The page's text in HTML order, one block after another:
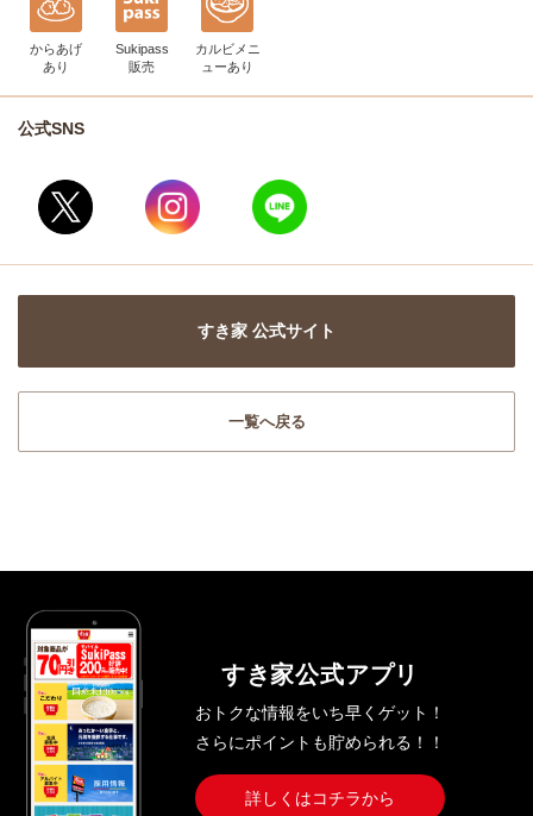
からあげ
あり
Sukipass
販売
カルビメニ
ューあり
公式SNS
すき家 公式サイト
一覧へ戻る
すき家公式アプリ
おトクな情報をいち早くゲット！
さらにポイントも貯められる！！
詳しくはコチラから